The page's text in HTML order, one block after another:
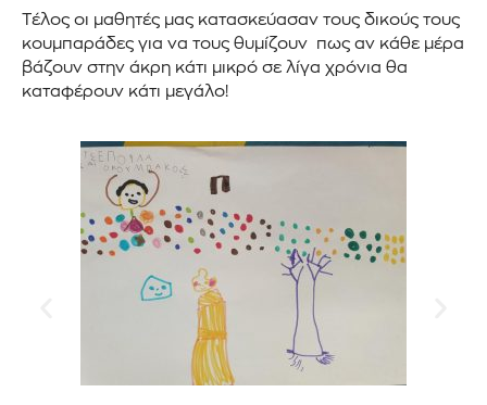
Τέλος οι μαθητές μας κατασκεύασαν τους δικούς τους
κουμπαράδες για να τους θυμίζουν πως αν κάθε μέρα
βάζουν στην άκρη κάτι μικρό σε λίγα χρόνια θα
καταφέρουν κάτι μεγάλο!